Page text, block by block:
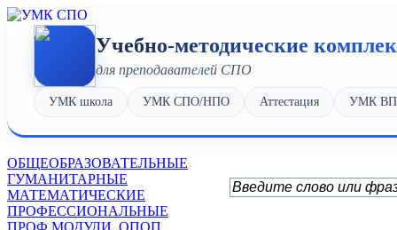
Учебно-методические
для преподавателей СПО
УМК школа УМК СПО/НПО Аттестация УМК
OБЩЕОБРАЗОВАТЕЛЬНЫЕ
ГУМАНИТАРНЫЕ
МАТЕМАТИЧЕСКИЕ
ПРОФЕССИОНАЛЬНЫЕ
ПРОФ МОДУЛИ, ОПОП